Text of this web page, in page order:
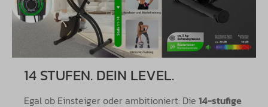
14 STUFEN. DEIN LEVEL.
Egal ob Einsteiger oder ambitioniert: Die 14-stufige